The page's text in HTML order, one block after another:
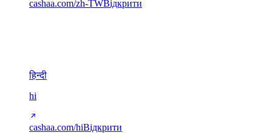
cashaa.com/zh-TWВідкрити
हिन्दी
hi
cashaa.com/hiВідкрити